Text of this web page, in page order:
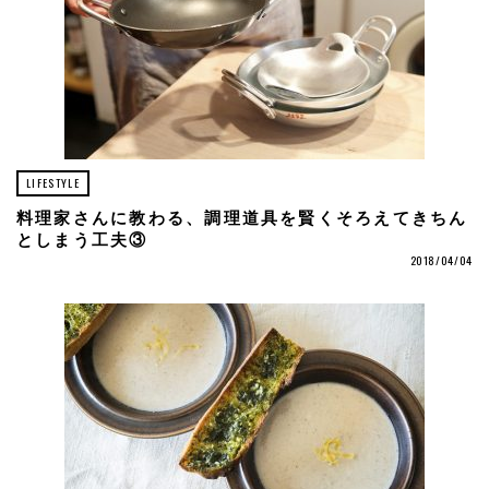
LIFESTYLE
料理家さんに教わる、調理道具を賢くそろえてきちん
としまう工夫③
2018/04/04